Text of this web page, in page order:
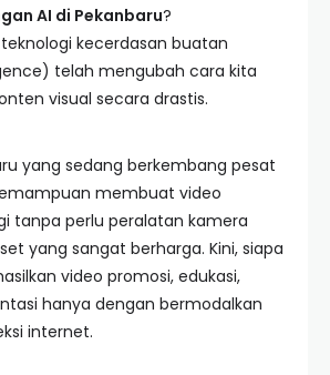
AI di Pekanbaru?
kecerdasan buatan
telah mengubah cara kita
visual secara drastis.
yang sedang berkembang pesat
membuat video
tanpa perlu peralatan kamera
yang sangat berharga. Kini, siapa
video promosi, edukasi,
hanya dengan bermodalkan
internet.